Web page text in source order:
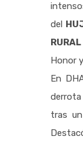
del
RURAL
Honor
En
tras